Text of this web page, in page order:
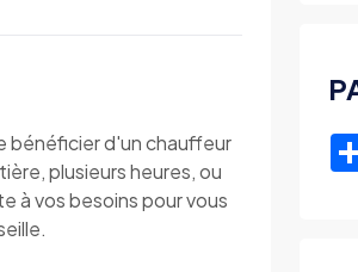
bénéficier d'un chauffeur
plusieurs heures, ou
à vos besoins pour vous